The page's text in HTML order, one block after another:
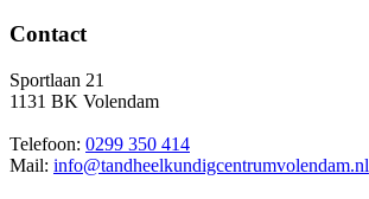
Contact
Sportlaan 21
1131 BK Volendam
Telefoon: 0299 350 414
Mail: info@tandheelkundigcentrumvolendam.nl